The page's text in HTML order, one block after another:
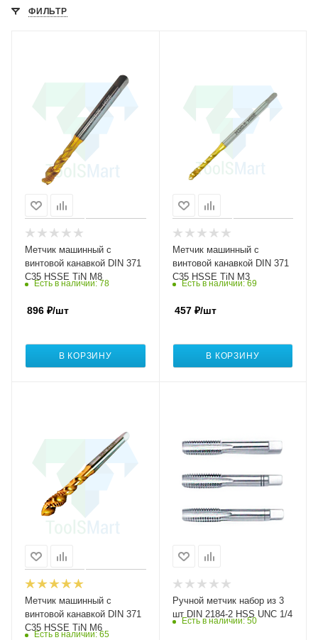
ФИЛЬТР
Метчик машинный с
винтовой канавкой DIN 371
C35 HSSE TiN M8
Есть в наличии: 78
896 ₽/шт
В КОРЗИНУ
Метчик машинный с
винтовой канавкой DIN 371
C35 HSSE TiN M3
Есть в наличии: 69
457₽/шт
В КОРЗИНУ
Метчик машинный с
винтовой канавкой DIN 371
C35 HSSE TiN M6
Есть в наличии: 65
Ручной метчик набор из 3
шт DIN 2184-2 HSS UNC 1/4
Есть в наличии: 50